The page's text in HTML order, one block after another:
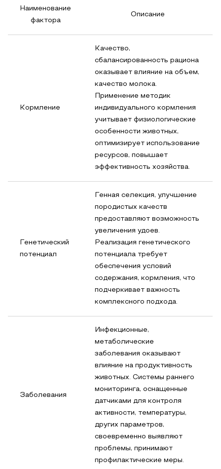
Наименование
фактора
Описание
Кормление
Качество,
сбалансированность рациона
оказывает влияние на объем,
качество молока.
Применение методик
индивидуального кормления
учитывает физиологические
особенности животных,
оптимизирует использование
ресурсов, повышает
эффективность хозяйства.
Генетический
потенциал
Генная селекция, улучшение
породистых качеств
предоставляют возможность
увеличения удоев.
Реализация генетического
потенциала требует
обеспечения условий
содержания, кормления, что
подчеркивает важность
комплексного подхода.
Заболевания
Инфекционные,
метаболические
заболевания оказывают
влияние на продуктивность
животных. Системы раннего
мониторинга, оснащенные
датчиками для контроля
активности, температуры,
других параметров,
своевременно выявляют
проблемы, принимают
профилактические меры.